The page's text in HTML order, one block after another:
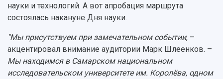
науки и технологий. А вот апробация маршрута
состоялась накануне Дня науки.
"Мы присутствуем при замечательном событии, –
акцентировал внимание аудитории Марк Шлеенков. –
Мы находимся в Самарском национальном
исследовательском университете им. Королёва, одном